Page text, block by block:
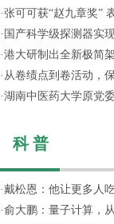
·张可可获“赵九章奖”
· 国产科学级探测器实
·港大研制出全新极简
· 从卷绩点到卷活动，
·湖南中医药大学原党
科 普
·戴松恩：他让更多人
·俞大鹏：量子计算，